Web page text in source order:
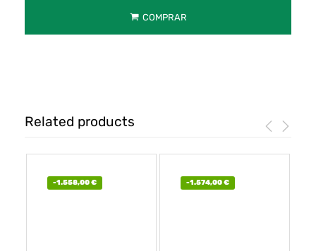
COMPRAR
Related products
-1.558,00€ -1.574,00€